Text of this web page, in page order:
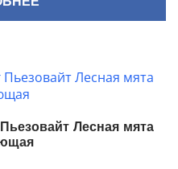
Лесная мята